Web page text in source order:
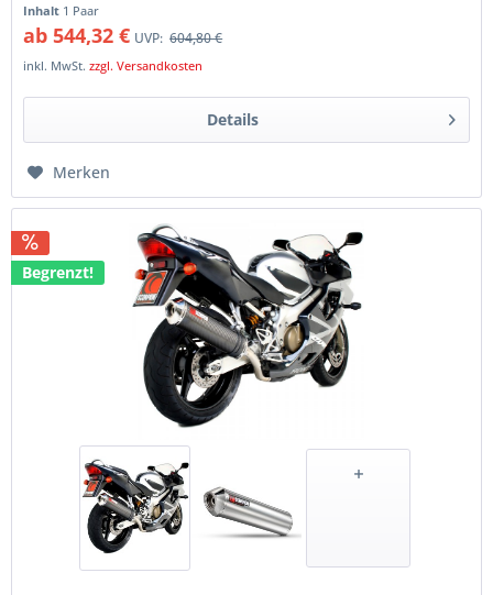
Inhalt 1 Paar
ab 544,32 € UVP: 604,80 €
inkl. MwSt.zzgl. Versandkosten
Details
Merken
Begrenzt!